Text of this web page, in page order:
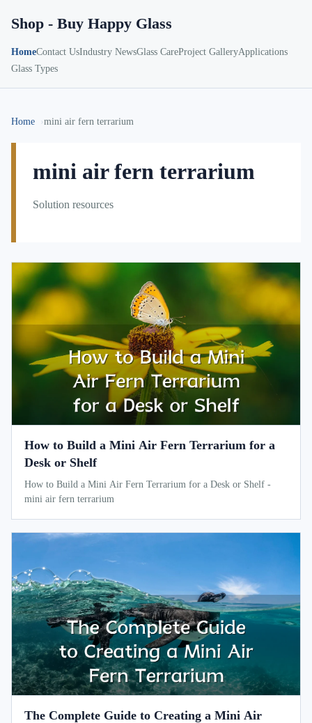
Shop - Buy Happy Glass
HomeContact UsIndustry NewsGlass CareProject GalleryApplications
Glass Types
Home mini air fern terrarium
mini air fern terrarium
Solution resources
How to Build a Mini Air Fern Terrarium for a
Desk or Shelf
How to Build a Mini Air Fern Terrarium for a Desk or Shelf -
mini air fern terrarium
The Complete Guide to Creating a Mini Air